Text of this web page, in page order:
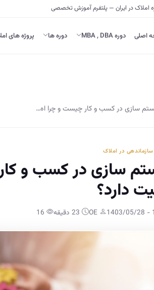
املاک در ایران — پلتفرم آموزش تخصصی
اصلی دوره MBA , DBA دوره ها پروژه های
سازی در کسب ­و کار چیست و چرا اه…
در املاک
سازی در کسب ­و
دارد؟